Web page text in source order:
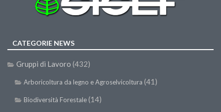
CATEGORIE NEWS
Gruppi di Lavoro (432)
Arboricoltura da legno e Agroselvicoltura (41)
Biodiversità Forestale(14)